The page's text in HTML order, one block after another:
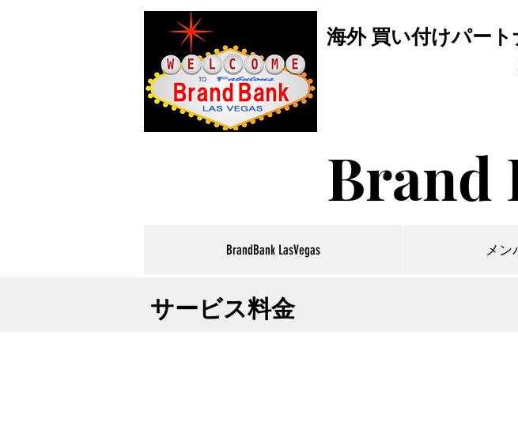
海外 買い付けパート
Brand
BrandBank LasVegas メン
サービス料金